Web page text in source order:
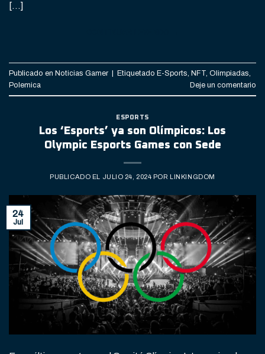
[…]
Publicado en Noticias Gamer | Etiquetado E-Sports NFT Olimpiadas
Polemica
Deje un comentario
ESPORTS
Los ‘Esports’ ya son Olímpicos: Los
Olympic Esports Games con Sede
PUBLICADO EL JULIO 24, 2024 POR LINKINGDOM
24
Jul